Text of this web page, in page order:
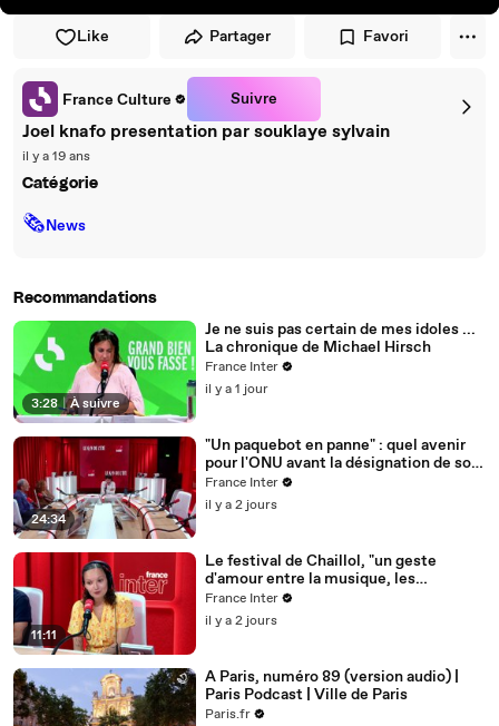
Like Partager Favori
France Culture Suivre
Joel knafo presentation par souklaye sylvain
il y a 19 ans
Catégorie
🗞News
Recommandations
3:28 | À suivre
Je ne suis pas certain de mes idoles ...
La chronique de Michael Hirsch
France Inter
il y a 1 jour
24:34
"Un paquebot en panne" : quel avenir
pour l'ONU avant la désignation de son
prochain secrétaire général ?
France Inter
il y a 2 jours
11:11
Le festival de Chaillol, "un geste
d'amour entre la musique, les
paysages, les musiciens, les habitants"
France Inter
il y a 2 jours
A Paris, numéro 89 (version audio) |
Paris Podcast | Ville de Paris
Paris.fr